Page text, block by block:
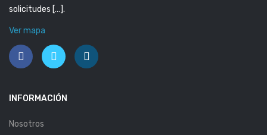
solicitudes […].
Ver mapa
INFORMACIÓN
Nosotros